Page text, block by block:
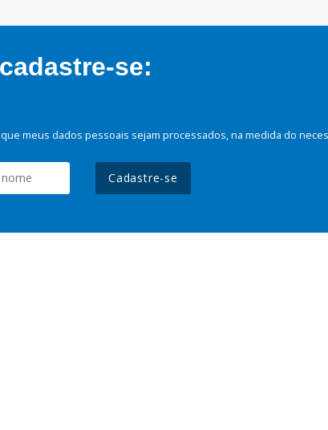
se:
meus dados pessoais sejam processados, na medida do
Cadastre-se